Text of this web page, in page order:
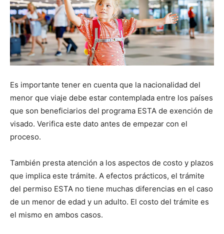
Es importante tener en cuenta que la nacionalidad del
menor que viaje debe estar contemplada entre los países
que son beneficiarios del programa ESTA de exención de
visado. Verifica este dato antes de empezar con el
proceso.
También presta atención a los aspectos de costo y plazos
que implica este trámite. A efectos prácticos, el trámite
del permiso ESTA no tiene muchas diferencias en el caso
de un menor de edad y un adulto. El costo del trámite es
el mismo en ambos casos.